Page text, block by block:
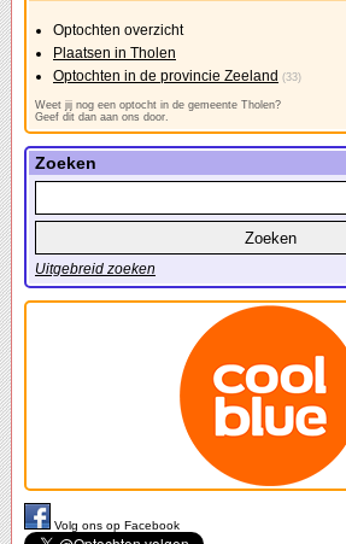
Optochten overzicht
Plaatsen in Tholen
Optochten in de provincie Zeeland (33)
Weet jij nog een optocht in de gemeente Tholen?
Geef dit dan aan ons door.
Zoeken
Uitgebreid zoeken
Volg ons op Facebook